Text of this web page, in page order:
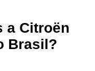
a Citroën
Brasil?